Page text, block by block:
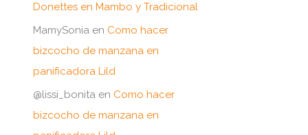
Donettes en Mambo y Tradicional
MamySonia en Como hacer
bizcocho de manzana en
panificadora Lild
@lissi_bonita en Como hacer
bizcocho de manzana en